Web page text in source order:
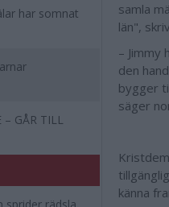
har somnat
– GÅR TILL
samla
län",
– Jimmy
den
bygger
säger
känna